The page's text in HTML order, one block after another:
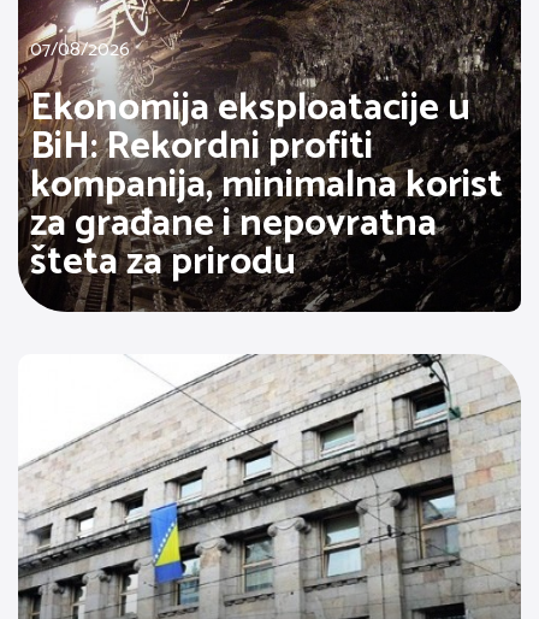
07/08/2026
Ekonomija eksploatacije u
BiH: Rekordni profiti
kompanija, minimalna korist
za građane i nepovratna
šteta za prirodu